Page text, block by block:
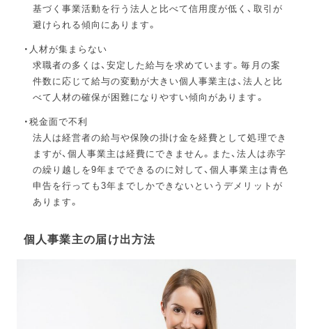
基づく事業活動を行う法人と比べて信用度が低く、取引が
避けられる傾向にあります。
人材が集まらない
求職者の多くは、安定した給与を求めています。毎月の案
件数に応じて給与の変動が大きい個人事業主は、法人と比
べて人材の確保が困難になりやすい傾向があります。
税金面で不利
法人は経営者の給与や保険の掛け金を経費として処理でき
ますが、個人事業主は経費にできません。また、法人は赤字
の繰り越しを9年までできるのに対して、個人事業主は青色
申告を行っても3年までしかできないというデメリットが
あります。
個人事業主の届け出方法